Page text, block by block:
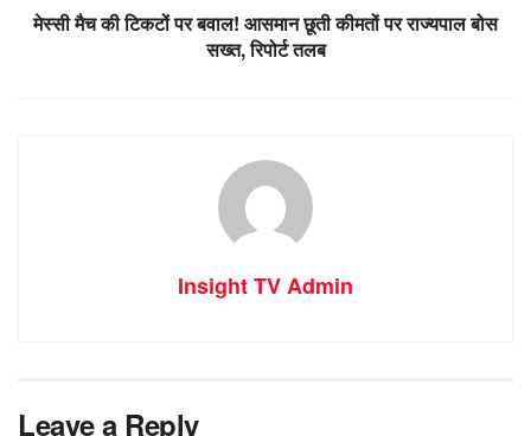
मेस्सी मैच की टिकटों पर बवाल! आसमान छूती कीमतों पर राज्यपाल बोस
सख्त, रिपोर्ट तलब
Insight TV Admin
Leave a Reply